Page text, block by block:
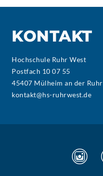
KONTAKT
Hochschule Ruhr West
Postfach 10 07 55
45407 Mülheim an der Ruhr
kontakt@hs-ruhrwest.de